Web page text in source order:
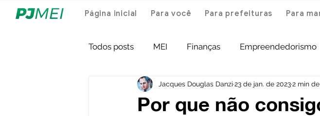
Página inicial Para você Para prefeituras Para
Todos posts MEI Finanças Empreendedorismo
Por que não
Jacques Douglas Danzi 23 de jan. de 20232 min